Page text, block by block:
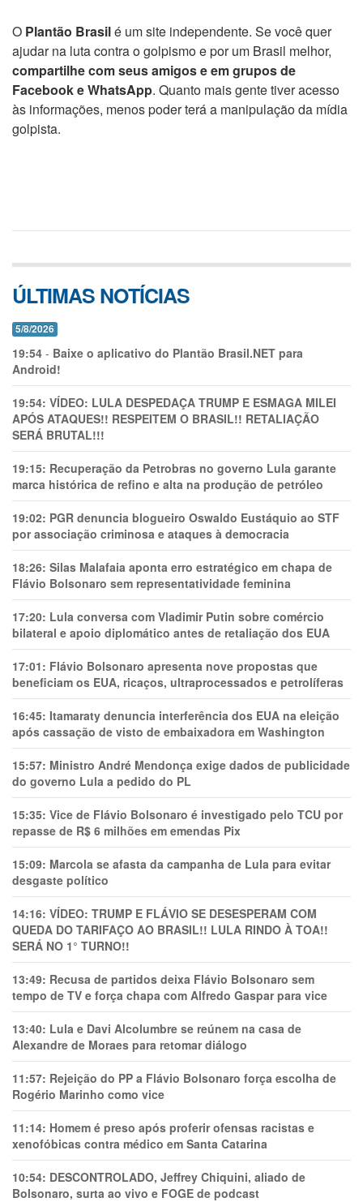
O Plantão Brasilé um site independente. Se você quer
ajudar na luta contra o golpismo e por um Brasil melhor,
compartilhe com seus amigos e em grupos de
Facebook e WhatsApp. Quanto mais gente tiver acesso
às informações, menos poder terá a manipulação da mídia
golpista.
ÚLTIMAS NOTÍCIAS
5/8/2026
19:54 - Baixe o aplicativo do Plantão Brasil.NET para
Android!
19:54: VÍDEO: LULA DESPEDAÇA TRUMP E ESMAGA MILEI
APÓS ATAQUES!! RESPEITEM O BRASIL!! RETALIAÇÃO
SERÁ BRUTAL!!!
19:15: Recuperação da Petrobras no governo Lula garante
marca histórica de refino e alta na produção de petróleo
19:02: PGR denuncia blogueiro Oswaldo Eustáquio ao STF
por associação criminosa e ataques à democracia
18:26: Silas Malafaia aponta erro estratégico em chapa de
Flávio Bolsonaro sem representatividade feminina
17:20: Lula conversa com Vladimir Putin sobre comércio
bilateral e apoio diplomático antes de retaliação dos EUA
17:01: Flávio Bolsonaro apresenta nove propostas que
beneficiam os EUA, ricaços, ultraprocessados e petrolíferas
16:45: Itamaraty denuncia interferência dos EUA na eleição
após cassação de visto de embaixadora em Washington
15:57: Ministro André Mendonça exige dados de publicidade
do governo Lula a pedido do PL
15:35: Vice de Flávio Bolsonaro é investigado pelo TCU por
repasse de R$ 6 milhões em emendas Pix
15:09: Marcola se afasta da campanha de Lula para evitar
desgaste político
14:16: VÍDEO: TRUMP E FLÁVIO SE DESESPERAM COM
QUEDA DO TARIFAÇO AO BRASIL!! LULA RINDO À TOA!!
SERÁ NO 1° TURNO!!
13:49: Recusa de partidos deixa Flávio Bolsonaro sem
tempo de TV e força chapa com Alfredo Gaspar para vice
13:40: Lula e Davi Alcolumbre se reúnem na casa de
Alexandre de Moraes para retomar diálogo
11:57: Rejeição do PP a Flávio Bolsonaro força escolha de
Rogério Marinho como vice
11:14: Homem é preso após proferir ofensas racistas e
xenofóbicas contra médico em Santa Catarina
10:54: DESCONTROLADO, Jeffrey Chiquini, aliado de
Bolsonaro, surta ao vivo e FOGE de podcast